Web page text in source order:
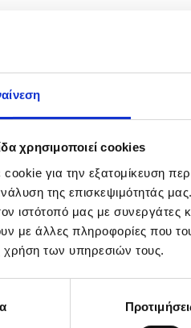
χρησιμοποιεί cookies
cookie για την εξατομίκευση
της επισκεψιμότητάς
ιστότοπό μας με
με άλλες πληροφορίες που
των υπηρεσιών τους.